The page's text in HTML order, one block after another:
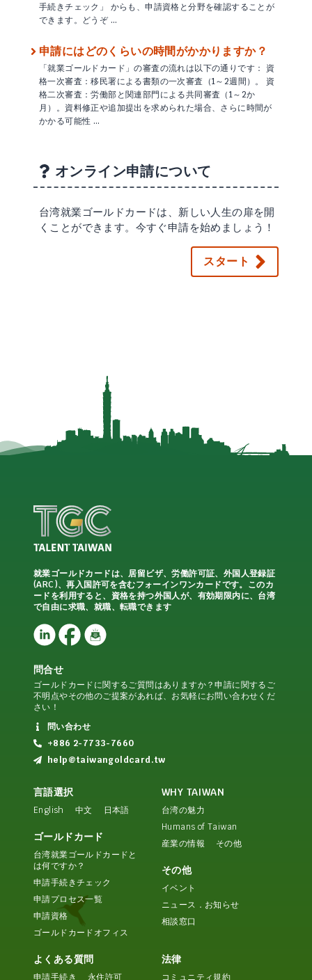
手続きチェック」 からも、申請資格と分野を確認することが
できます。どうぞ …
申請にはどのくらいの時間がかかりますか？
「就業ゴールドカード」の審査の流れは以下の通りです： 資
格一次審査：移民署による書類の一次審査（1～2週間）。 資
格二次審査：労働部と関連部門による共同審査（1～2か
月）。資料修正や追加提出を求められた場合、さらに時間が
かかる可能性 …
オンライン申請について
台湾就業ゴールドカードは、新しい人生の扉を開
くことができます。今すぐ申請を始めましょう！
スタート
就業ゴールドカードは、居留ビザ、労働許可証、外国人登録証
(ARC)、再入国許可を含むフォーインワンカードです。このカ
ードを利用すると、資格を持つ外国人が、有効期限内に、台湾
で自由に求職、就職、転職できます
問合せ
ゴールドカードに関するご質問はありますか？申請に関するご
不明点やその他のご提案があれば、お気軽にお問い合わせくだ
さい！
問い合わせ
+886 2-7733-7660
help@taiwangoldcard.tw
言語選択
English 中文 日本語
ゴールドカード
台湾就業ゴールドカードと
は何ですか？
申請手続きチェック
申請プロセス一覧
申請資格
ゴールドカードオフィス
WHY TAIWAN
台湾の魅力
Humans of Taiwan
産業の情報
その他
その他
イベント
ニュース．お知らせ
相談窓口
よくある質問
申請手続き 永住許可
法律
コミュニティ規約